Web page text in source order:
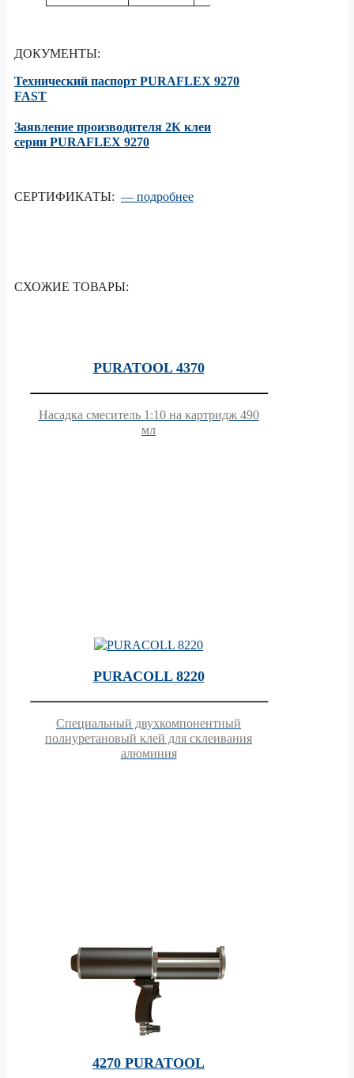
ДОКУМЕНТЫ:
Технический паспорт PURAFLEX 9270
FAST
Заявление производителя 2К клеи
серии PURAFLEX 9270
СЕРТИФИКАТЫ: — подробнее
СХОЖИЕ ТОВАРЫ:
PURATOOL 4370
Насадка смеситель 1:10 на картридж 490
мл
PURACOLL 8220
Специальный двухкомпонентный
полиуретановый клей для склеивания
алюминия
4270 PURATOOL